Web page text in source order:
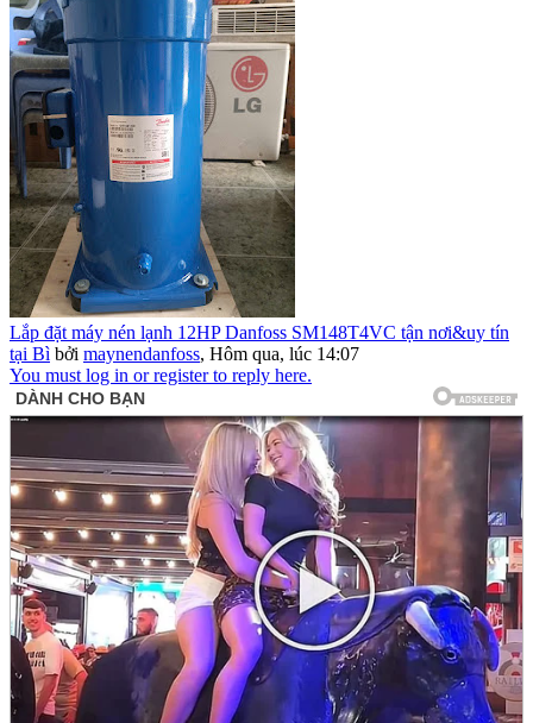
Lắp đặt máy nén lạnh 12HP Danfoss SM148T4VC tận nơi&uy tín
tại Bì bởi maynendanfoss, Hôm qua, lúc 14:07
You must log in or register to reply here.